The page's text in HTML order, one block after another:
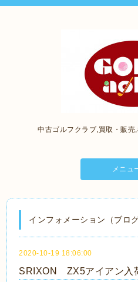
中古ゴルフクラブ,買取・販売
メニュ
インフォメーション（ブログ
2020-10-19 18:06:00
SRIXON ZX5アイアン入